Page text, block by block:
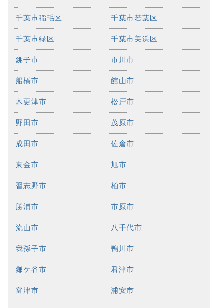
千葉市稲毛区 千葉市若葉区
千葉市緑区 千葉市美浜区
銚子市 市川市
船橋市 館山市
木更津市 松戸市
野田市 茂原市
成田市 佐倉市
東金市 旭市
習志野市 柏市
勝浦市 市原市
流山市 八千代市
我孫子市 鴨川市
鎌ケ谷市 君津市
富津市 浦安市